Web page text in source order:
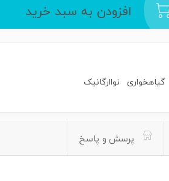
افزودن به سبد خرید
گیاهخواری نواارگانیک
پرسش و پاسخ